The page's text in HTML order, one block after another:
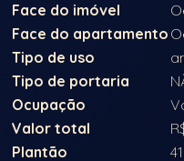
Face do imóvel
Face do apartamento
Tipo de uso
Tipo de portaria
Ocupação
Valor total
Plantão